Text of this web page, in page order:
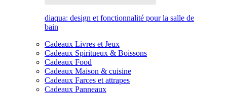
diaqua: design et fonctionnalité pour la salle de
bain
Cadeaux Livres et Jeux
Cadeaux Spiritueux & Boissons
Cadeaux Food
Cadeaux Maison & cuisine
Cadeaux Farces et attrapes
Cadeaux Panneaux